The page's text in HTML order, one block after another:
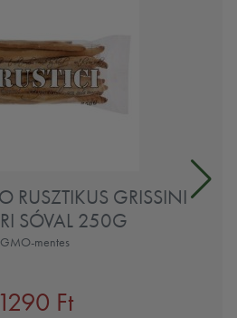
RUSZTIKUS GRISSINI
SÓVAL 250G
GMO-mentes
1290 Ft